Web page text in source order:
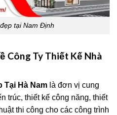
tại Nam Định
Công Ty Thiết Kế Nhà
Tại Hà Nam là đơn vị cung
trúc, thiết kế công năng, thiết
thi công cho các công trình